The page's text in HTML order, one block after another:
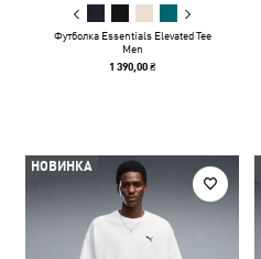
Футболка Essentials Elevated Tee
Men
1 390,00 ₴
НОВИНКА